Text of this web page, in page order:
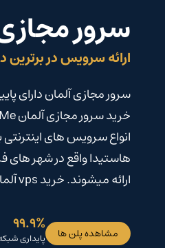
سرور
ارائه سرویس در برترین
سرور مجازی آلمان دارای
هاستیدا واقع در شهر های
ارائه میشوند. خرید vps آلمان را میتوانید در دو دیتاسنتر ovh و Hetzner انجام دهید.
مشاهده پلن ها 99.9%
پایداری